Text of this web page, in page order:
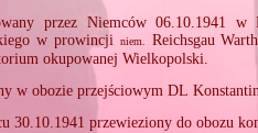
przez Niemców 06.10.1941
w prowincji
niem. Reichsgau
okupowanej Wielkopolski.
w obozie przejściowym DL
30.10.1941 przewieziony do obozu